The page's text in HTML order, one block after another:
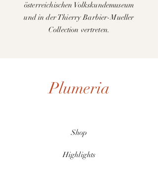
österreichischen Volkskundemuseum
und in der Thierry Barbier-Mueller
Collection vertreten.
Plumeria
Shop
Highlights